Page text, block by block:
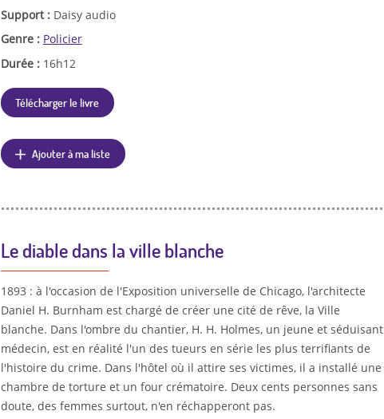
Support : Daisy audio
Genre : Policier
Durée : 16h12
Télécharger le livre
Ajouter à ma liste
Le diable dans la ville blanche
1893 : à l'occasion de l'Exposition universelle de Chicago, l'architecte
Daniel H. Burnham est chargé de créer une cité de rêve, la Ville
blanche. Dans l'ombre du chantier, H. H. Holmes, un jeune et séduisant
médecin, est en réalité l'un des tueurs en série les plus terrifiants de
l'histoire du crime. Dans l'hôtel où il attire ses victimes, il a installé une
chambre de torture et un four crématoire. Deux cents personnes sans
doute, des femmes surtout, n'en réchapperont pas.